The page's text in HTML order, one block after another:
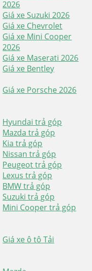
2026
Giá xe Suzuki 2026
Giá xe Chevrolet
Giá xe Mini Cooper
2026
Giá xe Maserati 2026
Giá xe Bentley
Giá xe Porsche 2026
Hyundai trả góp
Mazda trả góp
Kia trả góp
Nissan trả góp
Peugeot trả góp
Lexus trả góp
BMW trả góp
Suzuki trả góp
Mini Cooper trả góp
Giá xe ô tô Tải